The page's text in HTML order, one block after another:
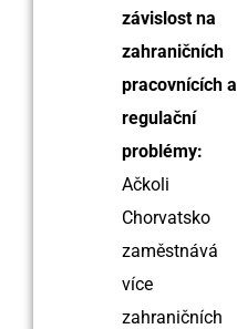
závislost na
zahraničních
pracovnících a
regulační
problémy:
Ačkoli
Chorvatsko
zaměstnává
více
zahraničních